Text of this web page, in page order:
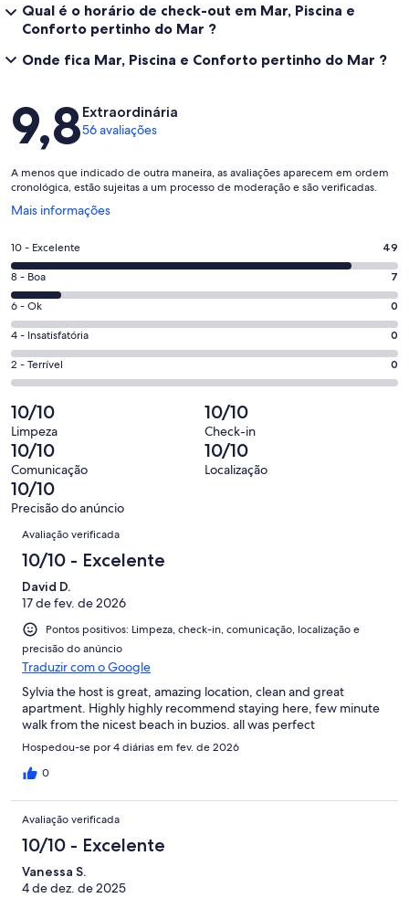
Qual é o horário de check-out em Mar, Piscina e
Conforto pertinho do Mar ?
Onde fica Mar, Piscina e Conforto pertinho do Mar ?
Avaliações
9,8Extraordinária
56 avaliações
A menos que indicado de outra maneira, as avaliações aparecem em ordem
cronológica, estão sujeitas a um processo de moderação e são verificadas.
Mais informações
Abre
uma
nova
janela
Nota
10
-
Excelente.
49
de
56
avaliações
10 - Excelente 49
Nota
8
-
Boa.
7
de
avaliações
8 - Boa 7
Nota
6
-
Ok.
0
de
56
avaliações
6 - Ok 0
Nota
4
-
0
de
56
avaliações
4 - Insatisfatória 0
Nota
2
-
Terrível.
0
de
56
avaliações
2 - Terrível 0
10/10
Limpeza
10/10
Check-in
10/10
Comunicação
10/10
Localização
10/10
Precisão do anúncio
Avaliações
Avaliação verificada
10/10 - Excelente
David D.
17 de fev. de 2026
Pontos positivos: Limpeza, check-in, comunicação, localização e
precisão do anúncio
Traduzir com o Google
Sylvia the host is great, amazing location, clean and great
apartment. Highly highly recommend staying here, few minute
walk from the nicest beach in buzios. all was perfect
Hospedou-se por 4 diárias em fev. de 2026
0
Avaliação verificada
10/10 - Excelente
Vanessa S.
4 de dez. de 2025